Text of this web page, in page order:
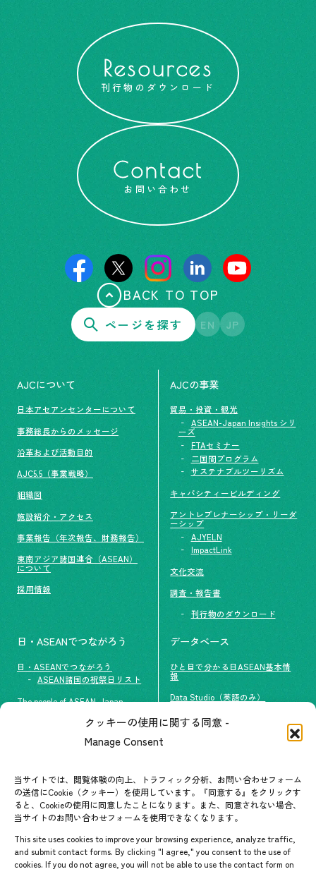
クッキーの使用に関する同意 -
Manage Consent
当サイトでは、閲覧体験の向上、トラフィック分析、お問い合わせフォーム
の送信にCookie（クッキー）を使用しています。『同意する』をクリックす
ると、Cookieの使用に同意したことになります。また、同意されない場合、
当サイトのお問い合わせフォームを使用できなくなります。
This site uses cookies to improve your browsing experience, analyze traffic,
and submit contact forms. By clicking "I agree," you consent to the use of
cookies. If you do not agree, you will not be able to use the contact form on
Resources
刊行物のダウンロード
Contact
お問い合わせ
BACK TO TOP
ページを探す EN JP
AJCについて
日本アセアンセンターについて
事務総長からのメッセージ
沿革および活動目的
AJC5.5（事業戦略）
組織図
施設紹介・アクセス
事業報告（年次報告、財務報告）
東南アジア諸国連合（ASEAN）
について
採用情報
AJCの事業
貿易・投資・観光
ASEAN-Japan Insights シリ
ーズ
FTAセミナー
二国間プログラム
サステナブルツーリズム
キャパシティービルディング
アントレプレナーシップ・リーダ
ーシップ
AJYELN
ImpactLink
文化交流
調査・報告書
刊行物のダウンロード
日・ASEANでつながろう
日・ASEANでつながろう
ASEAN諸国の祝祭日リスト
The people of ASEAN-Japan
グループ訪問の受け入れ
ASEANPEDIA
イベント・お知らせ
開催中・開催予定のイベント
イベント案内
データベース
ひと目で分かる日ASEAN基本情
報
Data Studio（英語のみ）
お問い合わせ先一覧